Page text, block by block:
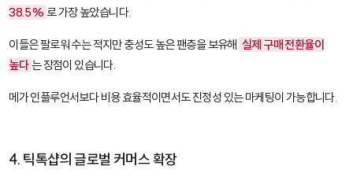
38.5% 로 가장 높았습니다.
이들은 팔로워 수는 적지만 충성도 높은 팬층을 보유해 실제 구매 전환율이
높다 는 장점이 있습니다.
메가 인플루언서보다 비용 효율적이면서도 진정성 있는 마케팅이 가능합니다.
4. 틱톡샵의 글로벌 커머스 확장